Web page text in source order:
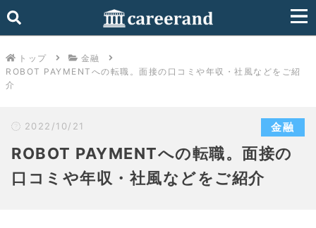
トップ
金融
ROBOT PAYMENTへの転職。面接の口コミや年収・社風などをご紹
介
2022/10/21 金融
ROBOT PAYMENTへの転職。面接の
口コミや年収・社風などをご紹介